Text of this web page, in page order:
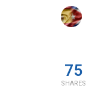
75
SHARES